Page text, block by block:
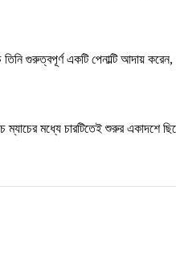
গুরুত্বপূর্ণ একটি পেনাল্টি আদায়
মধ্যে চারটিতেই শুরুর একাদশে